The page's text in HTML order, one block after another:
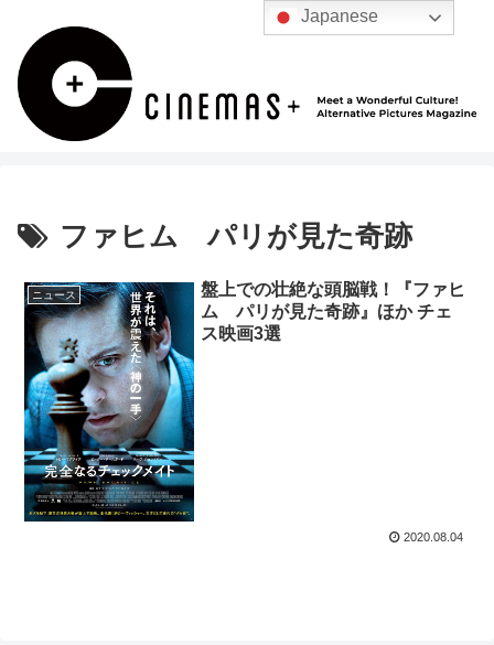
ファヒム パリが見た奇跡
ニュース
盤上での壮絶な頭脳戦！『ファヒ
ム パリが見た奇跡』ほか チェ
ス映画3選
2020.08.04
Japanese